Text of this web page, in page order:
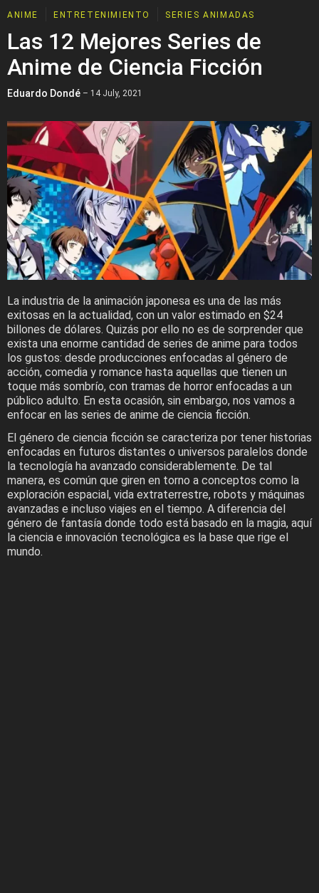
ANIME ENTRETENIMIENTO SERIES ANIMADAS
Las 12 Mejores Series de
Anime de Ciencia Ficción
Eduardo Dondé – 14 July, 2021
La industria de la animación japonesa es una de las más
exitosas en la actualidad, con un valor estimado en $24
billones de dólares. Quizás por ello no es de sorprender que
exista una enorme cantidad de series de anime para todos
los gustos: desde producciones enfocadas al género de
acción, comedia y romance hasta aquellas que tienen un
toque más sombrío, con tramas de horror enfocadas a un
público adulto. En esta ocasión, sin embargo, nos vamos a
enfocar en las series de anime de ciencia ficción.
El género de ciencia ficción se caracteriza por tener historias
enfocadas en futuros distantes o universos paralelos donde
la tecnología ha avanzado considerablemente. De tal
manera, es común que giren en torno a conceptos como la
exploración espacial, vida extraterrestre, robots y máquinas
avanzadas e incluso viajes en el tiempo. A diferencia del
género de fantasía donde todo está basado en la magia, aquí
la ciencia e innovación tecnológica es la base que rige el
mundo.